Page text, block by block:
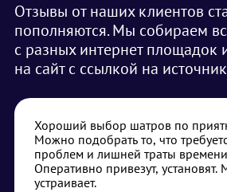
Отзывы от наших клиентов
пополняются. Мы собираем
с разных интернет площадок
на сайт с ссылкой на
Хороший выбор шатров по
Можно подобрать то, что
проблем и лишней траты
Оперативно привезут, установят.
устраивает.